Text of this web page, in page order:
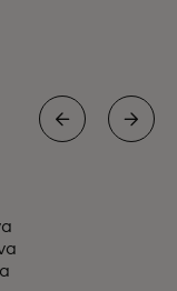
pestaña nueva